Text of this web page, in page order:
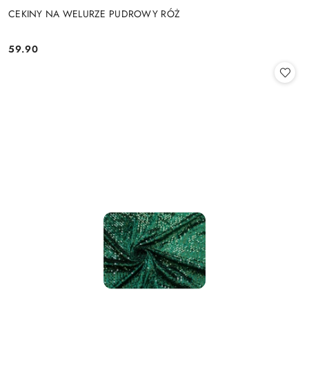
CEKINY NA WELURZE PUDROWY RÓŻ
Cena:
59.90